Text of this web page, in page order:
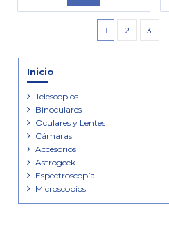
1 2 3
Inicio
Telescopios
Binoculares
Oculares y Lentes
Cámaras
Accesorios
Astrogeek
Espectroscopía
Microscopios